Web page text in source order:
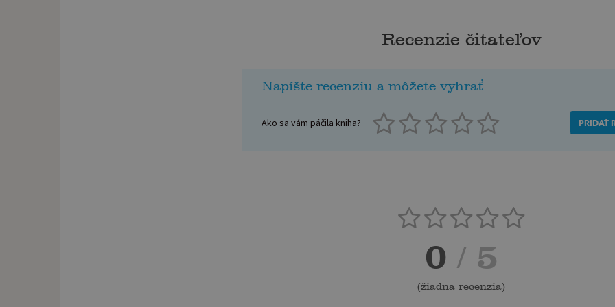
Recenzie čitateľov
Napíšte recenziu a môžete vyhrať
Ako sa vám páčila kniha? PRIDAŤ
0 / 5
(žiadna recenzia)